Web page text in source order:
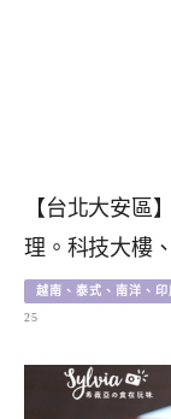
【台北大安區
理。科技大樓
越南、泰式、南洋、印
25